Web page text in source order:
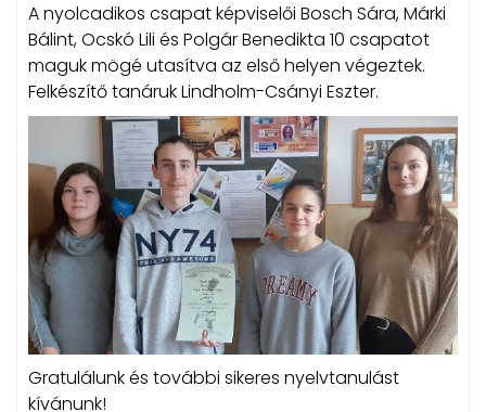
A nyolcadikos csapat képviselői Bosch Sára, Márki
Bálint, Ocskó Lili és Polgár Benedikta 10 csapatot
maguk mögé utasítva az első helyen végeztek.
Felkészítő tanáruk Lindholm-Csányi Eszter.
Gratulálunk és további sikeres nyelvtanulást
kívánunk!